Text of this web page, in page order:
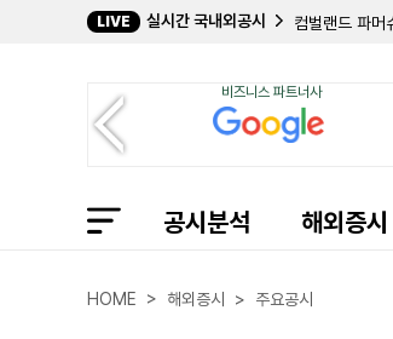
LIVE 실시간 국내외공시
필립 프로스
자이어 테라퓨
에이트코 홀딩
볼리션RX, 린
샤프링크, 2
머드릭 캐피탈
비즈니스 파트너사
공시분석 해외증시
HOME > 해외증시 > 주요공시